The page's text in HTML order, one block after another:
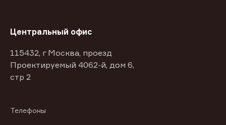
Центральный офис
115432, г Москва, проезд
Проектируемый 4062-й, дом 6,
стр 2
Телефоны